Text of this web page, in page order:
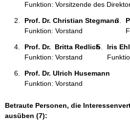
Funktion: Vorsitzende des
Prof. Dr. Christian Stegmann
Funktion: Vorstand
Prof. Dr.  Britta Redlich
Funktion: Vorstand
Iris
Prof. Dr. Ulrich Husemann
Funktion: Vorstand
Betraute Personen, die
ausüben (7):